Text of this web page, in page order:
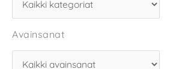
Avainsanat